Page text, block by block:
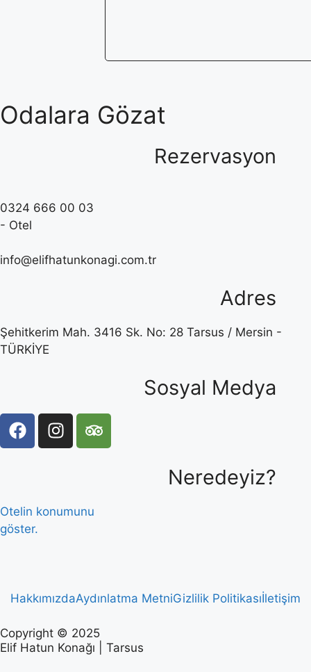
Odalara Gözat
Rezervasyon
0324 666 00 03
- Otel
info@elifhatunkonagi.com.tr
Adres
Şehitkerim Mah. 3416 Sk. No: 28 Tarsus / Mersin -
TÜRKİYE
Sosyal Medya
Neredeyiz?
Otelin konumunu
göster.
HakkımızdaAydınlatma MetniGizlilik Politikasıİletişim
Copyright © 2025
Elif Hatun Konağı | Tarsus